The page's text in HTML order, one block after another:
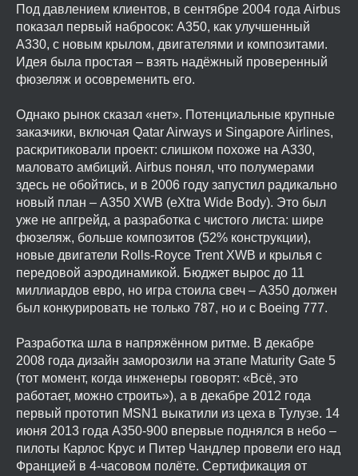
Под давлением клиентов, в сентябре 2004 года Airbus
показал первый набросок: A350, как улучшенный
A330, с новым крылом, двигателями и композитами.
Идея была простая – взять надёжный проверенный
фюзеляж и осовременить его.
Однако рынок сказал «нет». Потенциальные крупные
заказчики, включая Qatar Airways и Singapore Airlines,
раскритиковали проект: слишком похоже на A330,
маловато амбиций. Airbus понял, что полумерами
здесь не обойтись, и в 2006 году запустил радикально
новый план – A350 XWB (eXtra Wide Body). Это был
уже не апгрейд, а разработка с чистого листа: шире
фюзеляж, больше композитов (52% конструкции),
новые двигатели Rolls-Royce Trent XWB и крылья с
передовой аэродинамикой. Бюджет вырос до 11
миллиардов евро, но игра стоила свеч – A350 должен
был конкурировать не только 787, но и с Boeing 777.
Разработка шла в напряжённом ритме. В декабре
2008 года дизайн заморозили на этапе Maturity Gate 5
(тот момент, когда инженеры говорят: «Всё, это
работает, можно строить»), а в декабре 2012 года
первый прототип MSN1 выкатили из цеха в Тулузе. 14
июня 2013 года A350-900 впервые поднялся в небо –
пилоты Карлос Крус и Питер Чандлер провели его над
Францией в 4-часовом полёте. Сертификация от